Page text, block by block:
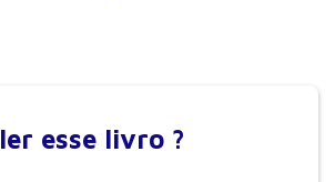
ler esse livro ?